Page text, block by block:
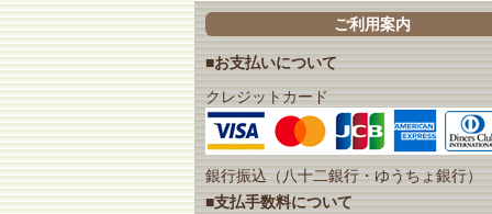
ご利用案内
■お支払いについて
クレジットカード
銀行振込（八十二銀行・ゆうちょ銀行）
■支払手数料について